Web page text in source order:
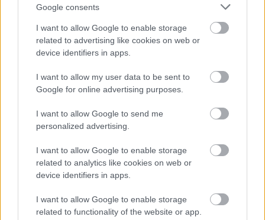
Google consents
I want to allow Google to enable storage
related to advertising like cookies on web or
device identifiers in apps.
I want to allow my user data to be sent to
Google for online advertising purposes.
I want to allow Google to send me
personalized advertising.
I want to allow Google to enable storage
related to analytics like cookies on web or
device identifiers in apps.
I want to allow Google to enable storage
related to functionality of the website or app.
Zależy nam, abyś miał pełny obraz rywalizacji w
TauronLiga - faza
szczegółowych statystyk
indywidualnychorazzaawansowanej analizy meczowej
procent skuteczności, średnia liczba punktów na set, ilość błędów
własnych).
Historia bezpośrednich meczów (TauronLiga - faza play-off)
Pod wynikiem meczu JSW Jastrzębski Węgiel - PGE Projekt Warszawa
zespołami oraz aktualną tabelę TauronLiga - faza play-off.
Dlaczego warto śledzić mecze siatkarskie na PodkarpacieLive.pl?
zapewnia dostęp do danych meczowych,
terminów spotkań, wyników oraz aktualnych zestawień ligowych. Na
naszej stronie znajdziesz także rozmowy z zawodnikami, wywiady, a także
informacje o transferach i najnowsze wieści z rozgrywek
Jeżeli interesują Cię inne mecze tej kolejki lub wyniki Twojej ulubionej
drużyny - skorzystaj z naszej wyszukiwarki lub przejdź do sekcji